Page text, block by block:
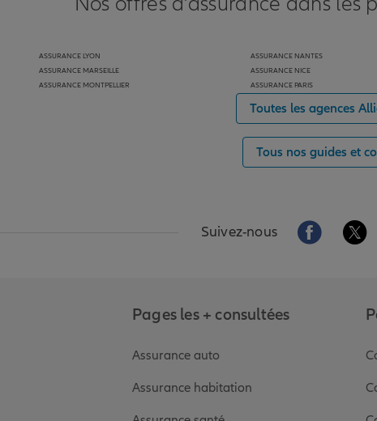
ASSURANCE LYON
ASSURANCE MARSEILLE
ASSURANCE MONTPELLIER
ASSURANCE NANTES
ASSURANCE NICE
ASSURANCE PARIS
Toutes les agences
Tous nos guides et
Suivez-nous Aller sur la
Pages les + consultées
Assurance auto
Assurance habitation